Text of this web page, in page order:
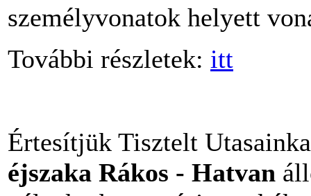
személyvonatok helyett
További részletek: itt
Értesítjük Tisztelt
éjszaka Rákos - Hatvan